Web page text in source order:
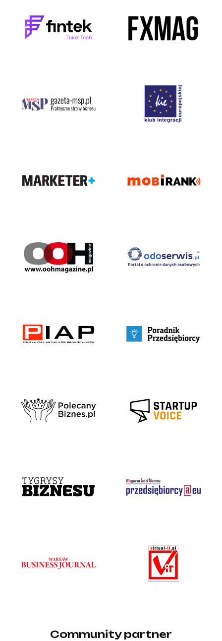
Community partner